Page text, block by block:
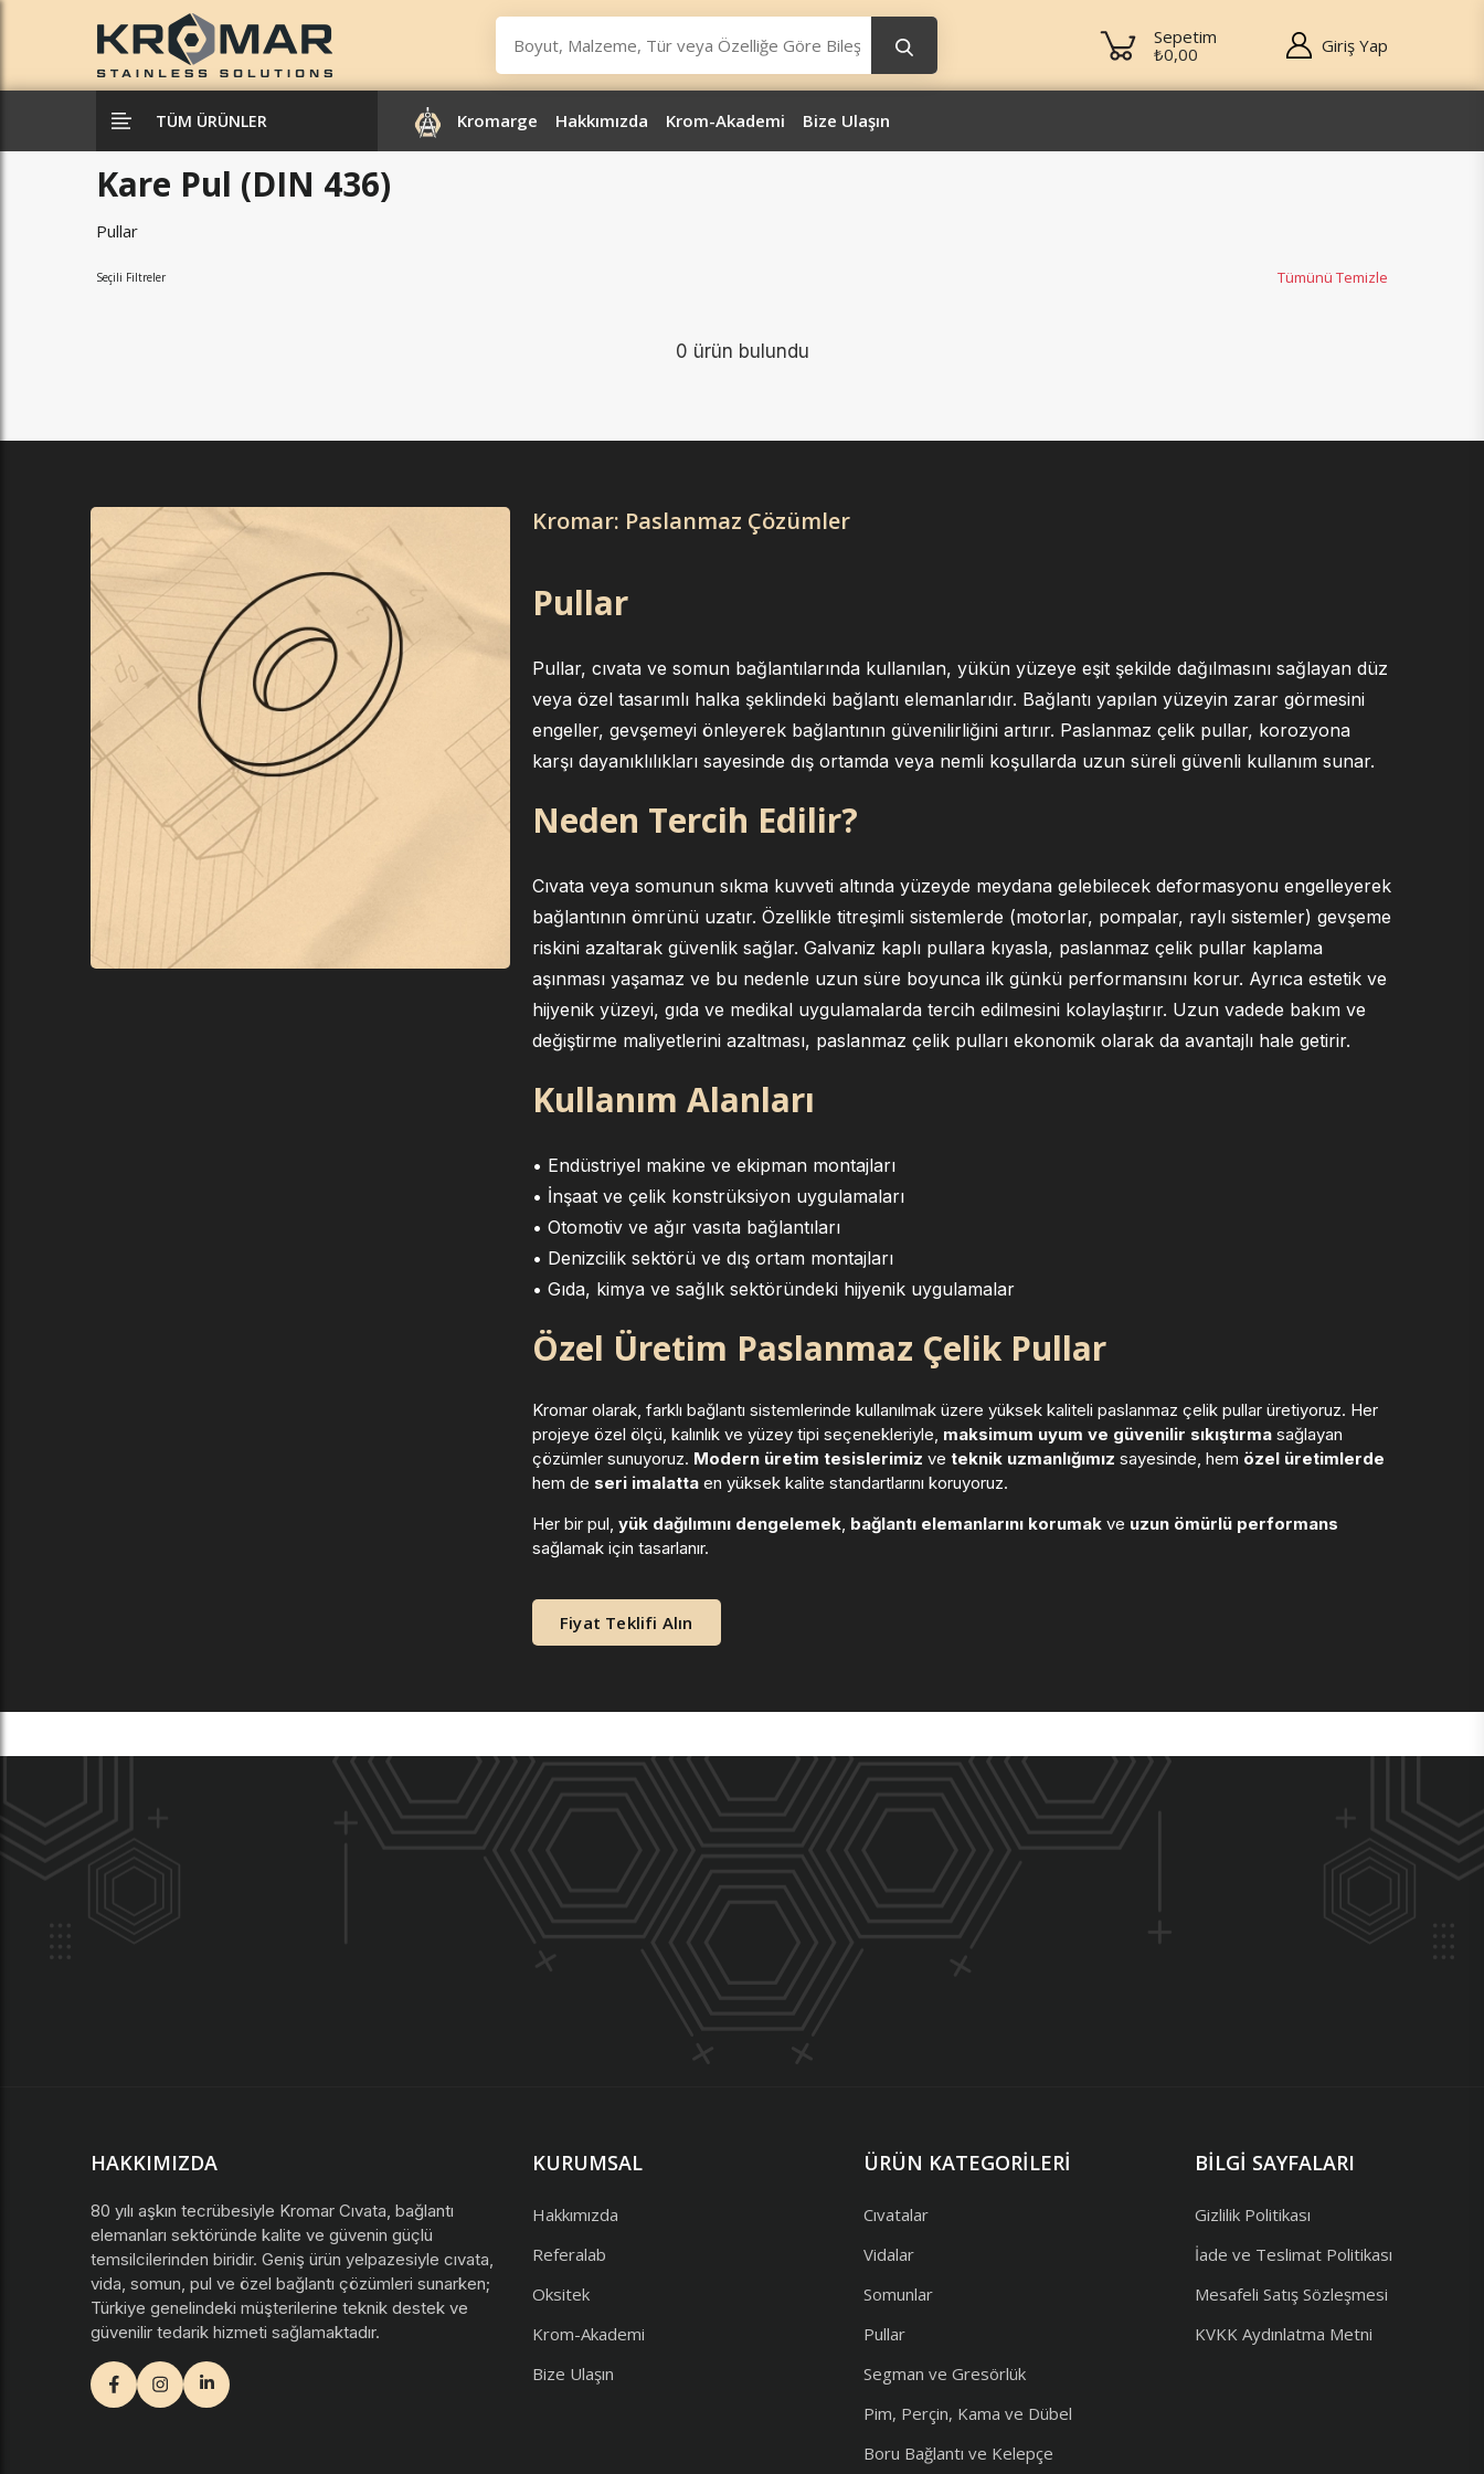
Sepetim
₺0,00
Giriş Yap
TÜM ÜRÜNLER Kromarge Hakkımızda Krom-Akademi Bize Ulaşın
Kare Pul (DIN 436)
Pullar
Seçili Filtreler Tümünü Temizle
0 ürün bulundu
Kromar: Paslanmaz Çözümler
Pullar
Pullar, cıvata ve somun bağlantılarında kullanılan, yükün yüzeye eşit şekilde dağılmasını sağlayan düz
veya özel tasarımlı halka şeklindeki bağlantı elemanlarıdır. Bağlantı yapılan yüzeyin zarar görmesini
engeller, gevşemeyi önleyerek bağlantının güvenilirliğini artırır. Paslanmaz çelik pullar, korozyona
karşı dayanıklılıkları sayesinde dış ortamda veya nemli koşullarda uzun süreli güvenli kullanım sunar.
Neden Tercih Edilir?
Cıvata veya somunun sıkma kuvveti altında yüzeyde meydana gelebilecek deformasyonu engelleyerek
bağlantının ömrünü uzatır. Özellikle titreşimli sistemlerde (motorlar, pompalar, raylı sistemler) gevşeme
riskini azaltarak güvenlik sağlar. Galvaniz kaplı pullara kıyasla, paslanmaz çelik pullar kaplama
aşınması yaşamaz ve bu nedenle uzun süre boyunca ilk günkü performansını korur. Ayrıca estetik ve
hijyenik yüzeyi, gıda ve medikal uygulamalarda tercih edilmesini kolaylaştırır. Uzun vadede bakım ve
değiştirme maliyetlerini azaltması, paslanmaz çelik pulları ekonomik olarak da avantajlı hale getirir.
Kullanım Alanları
• Endüstriyel makine ve ekipman montajları
• İnşaat ve çelik konstrüksiyon uygulamaları
• Otomotiv ve ağır vasıta bağlantıları
• Denizcilik sektörü ve dış ortam montajları
• Gıda, kimya ve sağlık sektöründeki hijyenik uygulamalar
Özel Üretim Paslanmaz Çelik Pullar
Kromar olarak, farklı bağlantı sistemlerinde kullanılmak üzere yüksek kaliteli paslanmaz çelik pullar üretiyoruz. Her
projeye özel ölçü, kalınlık ve yüzey tipi seçenekleriyle, maksimum uyum ve güvenilir sıkıştırma sağlayan
çözümler sunuyoruz. Modern üretim tesislerimiz ve teknik uzmanlığımız sayesinde, hem özel üretimlerde
hem de seri imalatta en yüksek kalite standartlarını koruyoruz.
Her bir pul, yük dağılımını dengelemek, bağlantı elemanlarını korumak ve uzun ömürlü performans
sağlamak için tasarlanır.
Fiyat Teklifi Alın
HAKKIMIZDA
80 yılı aşkın tecrübesiyle Kromar Cıvata, bağlantı
elemanları sektöründe kalite ve güvenin güçlü
temsilcilerinden biridir. Geniş ürün yelpazesiyle cıvata,
vida, somun, pul ve özel bağlantı çözümleri sunarken;
Türkiye genelindeki müşterilerine teknik destek ve
güvenilir tedarik hizmeti sağlamaktadır.
facebookinstagramyoutube
KURUMSAL
Hakkımızda
Referalab
Oksitek
Krom-Akademi
Bize Ulaşın
ÜRÜN KATEGORILERI
Cıvatalar
Vidalar
Somunlar
Pullar
Segman ve Gresörlük
Pim, Perçin, Kama ve Dübel
Boru Bağlantı ve Kelepçe
BILGI SAYFALARI
Gizlilik Politikası
İade ve Teslimat Politikası
Mesafeli Satış Sözleşmesi
KVKK Aydınlatma Metni